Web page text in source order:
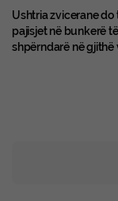
Ushtria zvicerane do
pajisjet në bunkerë të
shpërndarë në gjithë